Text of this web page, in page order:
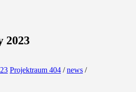
2023
Projektraum 404 /news /